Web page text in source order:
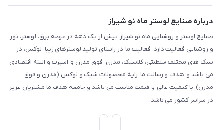
درباره صنایع لوستر ماه نو شیراز
صنایع لوستر و روشنایی ماه نو شیراز بیش از یک دهه در عرصه برق، لوستر، نور
و روشنایی فعالیت دارد. فعالیت ما در راستای تولید لوسترهای زیبا، لوکس، در
سبک های مختلف سلطنتی، کلاسیک، مدرن، فوق مدرن و اسپرت و البته اقتصادی
می باشد و هدف و رسالت ما ارایه محصولات شیک و لوکس (مدرن و فوق
مدرن)، با کیفیت عالی و قیمت مناسب می باشد و جامعه هدف ما مشتریان عزیز
در سراسر کشور می باشد.